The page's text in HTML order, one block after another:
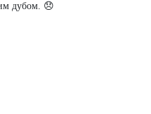
дубом. 😞